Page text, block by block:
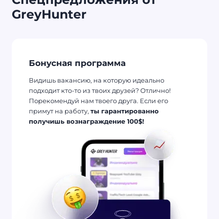
GreyHunter
Бонусная программа
Видишь вакансию, на которую идеально
подходит кто-то из твоих друзей? Отлично!
Порекомендуй нам твоего друга. Если его
примут на работу, ты гарантированно
получишь вознаграждение 100$!